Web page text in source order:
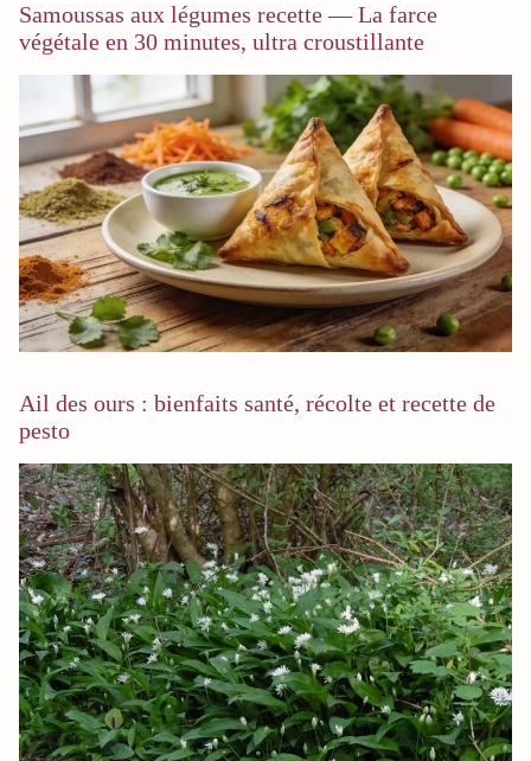
Samoussas aux légumes recette — La farce
végétale en 30 minutes, ultra croustillante
Ail des ours : bienfaits santé, récolte et recette de
pesto